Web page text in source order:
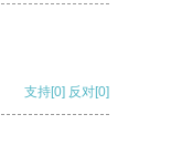
支持[0] 反对[0]